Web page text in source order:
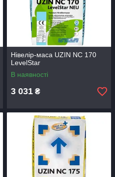
Нівелір-маса UZIN NC 170
LevelStar
В наявності
3 031 ₴